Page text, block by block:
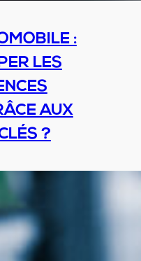
:
LES
AUX
?